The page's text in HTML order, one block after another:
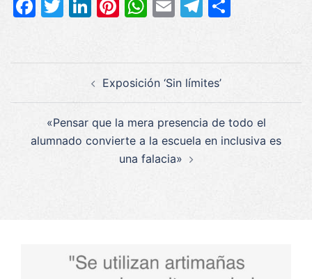
Facebook
Twitter
LinkedIn
Pinterest
WhatsApp
EmailTelegram
Exposición ‘Sin límites’
«Pensar que la mera presencia de todo el
alumnado convierte a la escuela en inclusiva es
una falacia»